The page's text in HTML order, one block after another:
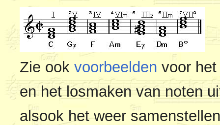
Zie ook voorbeelden voor
en het losmaken van noten
alsook het weer